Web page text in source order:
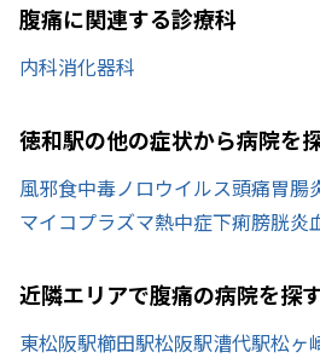
腹痛に関連する診療科
内科消化器科
徳和駅の他の症状から病院を
風邪食中毒ノロウイルス頭痛胃腸
マイコプラズマ熱中症下痢膀胱炎
近隣エリアで腹痛の病院を探
東松阪駅櫛田駅松阪駅漕代駅松ヶ